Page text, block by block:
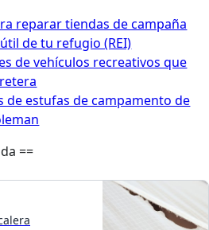
reparar tiendas de campaña
de tu refugio (REI)
de vehículos recreativos que
de estufas de campamento de
==